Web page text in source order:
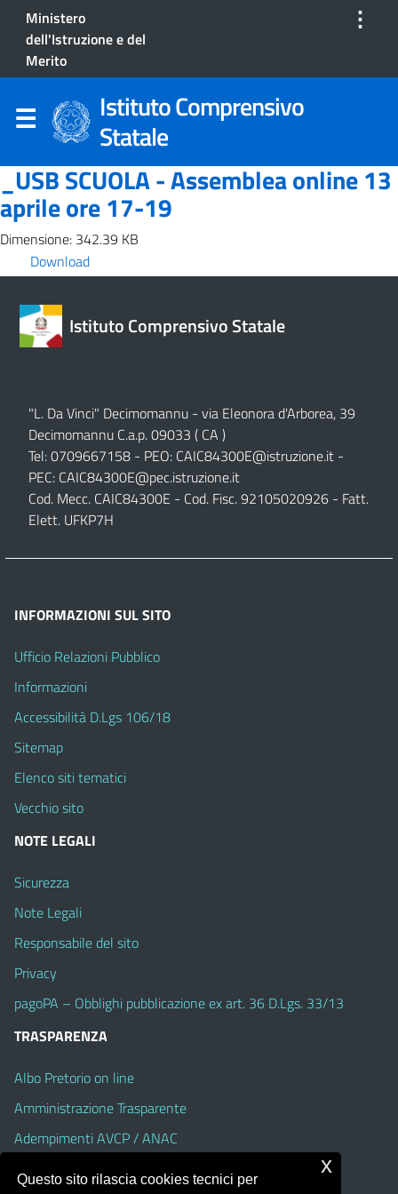
Ministero
dell'Istruzione e del
Merito
⋮
Istituto Comprensivo
Statale
_USB SCUOLA - Assemblea online 13
aprile ore 17-19
Dimensione: 342.39 KB
Download
Istituto Comprensivo Statale
"L. Da Vinci" Decimomannu - via Eleonora d'Arborea, 39
Decimomannu C.a.p. 09033 ( CA )
Tel: 0709667158 - PEO: CAIC84300E@istruzione.it -
PEC: CAIC84300E@pec.istruzione.it
Cod. Mecc. CAIC84300E - Cod. Fisc. 92105020926 - Fatt.
Elett. UFKP7H
INFORMAZIONI SUL SITO
Ufficio Relazioni Pubblico
Informazioni
Accessibilità D.Lgs 106/18
Sitemap
Elenco siti tematici
Vecchio sito
NOTE LEGALI
Sicurezza
Note Legali
Responsabile del sito
Privacy
pagoPA – Obblighi pubblicazione ex art. 36 D.Lgs. 33/13
TRASPARENZA
Albo Pretorio on line
Amministrazione Trasparente
Adempimenti AVCP / ANAC
Questo sito rilascia cookies tecnici per
x